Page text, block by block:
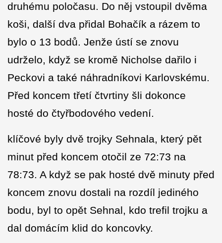
druhému poločasu. Do něj vstoupil dvěma
koši, další dva přidal Bohačík a rázem to
bylo o 13 bodů. Jenže ústí se znovu
udrželo, když se kromě Nicholse dařilo i
Peckovi a také náhradníkovi Karlovskému.
Před koncem třetí čtvrtiny šli dokonce
hosté do čtyřbodového vedení.
klíčové byly dvě trojky Sehnala, který pět
minut před koncem otočil ze 72:73 na
78:73. A když se pak hosté dvě minuty před
koncem znovu dostali na rozdíl jediného
bodu, byl to opět Sehnal, kdo trefil trojku a
dal domácím klid do koncovky.